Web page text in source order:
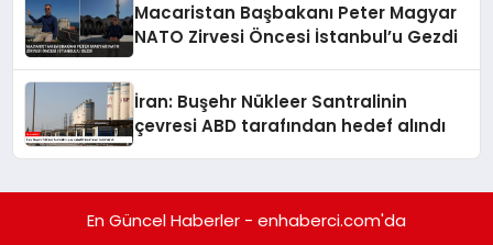
Macaristan Başbakanı Peter Magyar
NATO Zirvesi Öncesi İstanbul’u Gezdi
İran: Buşehr Nükleer Santralinin
çevresi ABD tarafından hedef alındı
En Güncel Haberler - enhaberci.com'da